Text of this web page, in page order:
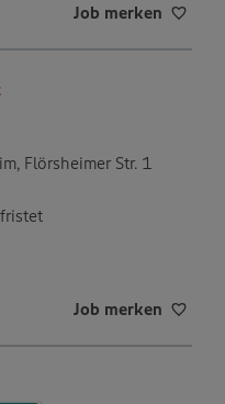
Job merken
Flörsheimer Str. 1
Job merken